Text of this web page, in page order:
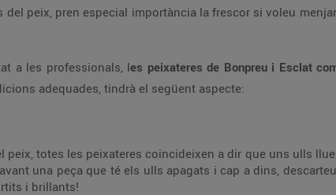
peix, pren especial importància la frescor si voleu
a les professionals, les peixateres de Bonpreu i Esclat
adequades, tindrà el següent aspecte:
peix, totes les peixateres coincideixen a dir que uns ulls
una peça que té els ulls apagats i cap a dins,
i brillants!